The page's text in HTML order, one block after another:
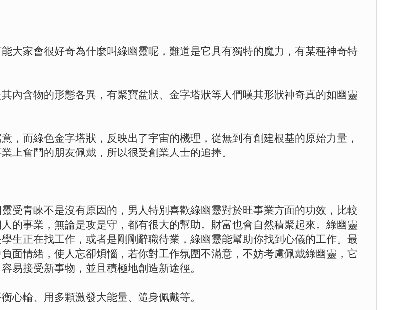
大家會很好奇為什麼叫綠幽靈呢，難道是它具有獨特的魔力，有某種神奇特
內含物的形態各異，有聚寶盆狀、金字塔狀等人們嘆其形狀神奇真的如幽靈
，而綠色金字塔狀，反映出了宇宙的機理，從無到有創建根基的原始力量，
上奮鬥的朋友佩戴，所以很受創業人士的追捧。
受青睞不是沒有原因的，男人特別喜歡綠幽靈對於旺事業方面的功效，比較
的事業，無論是攻是守，都有很大的幫助。財富也會自然積聚起來。綠幽靈
生正在找工作，或者是剛剛辭職待業，綠幽靈能幫助你找到心儀的工作。最
面情緒，使人忘卻煩惱，若你對工作氛圍不滿意，不妨考慮佩戴綠幽靈，它
易接受新事物，並且積極地創造新途徑。
心輪、用多顆激發大能量、隨身佩戴等。